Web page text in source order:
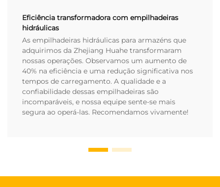
Eficiência transformadora com empilhadeiras
hidráulicas
As empilhadeiras hidráulicas para armazéns que
adquirimos da Zhejiang Huahe transformaram
nossas operações. Observamos um aumento de
40% na eficiência e uma redução significativa nos
tempos de carregamento. A qualidade e a
confiabilidade dessas empilhadeiras são
incomparáveis, e nossa equipe sente-se mais
segura ao operá-las. Recomendamos vivamente!